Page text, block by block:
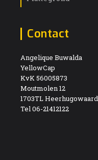
Contact
Angelique Buwalda
YellowCap
KvK 56005873
Moutmolen 12
1703TL Heerhugowaard
Tel 06-21412122